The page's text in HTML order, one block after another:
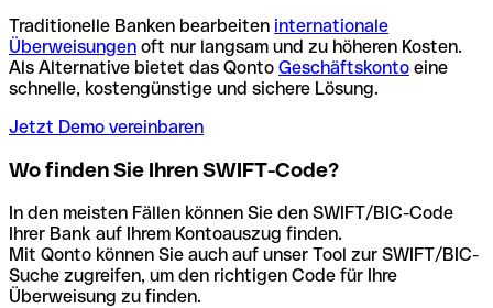
Traditionelle Banken bearbeiten internationale
Überweisungen oft nur langsam und zu höheren Kosten.
Als Alternative bietet das Qonto Geschäftskonto eine
schnelle, kostengünstige und sichere Lösung.
Jetzt Demo vereinbaren
Wo finden Sie Ihren SWIFT-Code?
In den meisten Fällen können Sie den SWIFT/BIC-Code
Ihrer Bank auf Ihrem Kontoauszug finden.
Mit Qonto können Sie auch auf unser Tool zur SWIFT/BIC-
Suche zugreifen, um den richtigen Code für Ihre
Überweisung zu finden.